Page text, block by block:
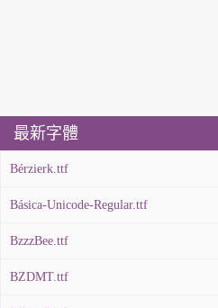
最新字體
Bérzierk.ttf
Básica-Unicode-Regular.ttf
BzzzBee.ttf
BZDMT.ttf